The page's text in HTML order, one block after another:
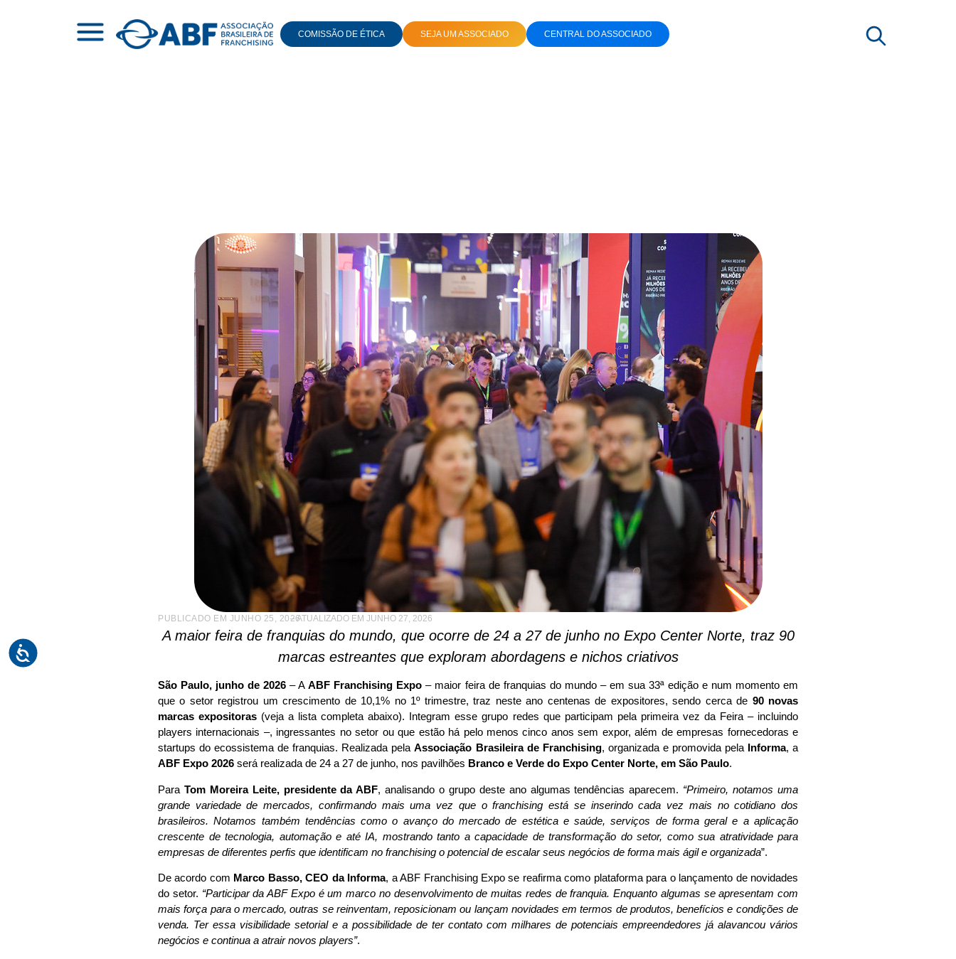
COMISSÃO DE ÉTICA SEJA UM ASSOCIADO CENTRAL DO ASSOCIADO
PUBLICADO EM JUNHO 25, 2026– ATUALIZADO EM JUNHO 27, 2026
A maior feira de franquias do mundo, que ocorre de 24 a 27 de junho no Expo Center Norte, traz 90
marcas estreantes que exploram abordagens e nichos criativos
São Paulo, junho de 2026 – AABF Franchising Expo – maior feira de franquias do mundo – em sua 33ª edição e num momento em
que o setor registrou um crescimento de 10,1% no 1º trimestre, traz neste ano centenas de expositores, sendo cerca de 90 novas
marcas expositoras (veja a lista completa abaixo). Integram esse grupo redes que participam pela primeira vez da Feira – incluindo
players internacionais –, ingressantes no setor ou que estão há pelo menos cinco anos sem expor, além de empresas fornecedoras e
startups do ecossistema de franquias. Realizada pelaAssociação Brasileira de Franchising, organizada e promovida pela Informa, a
ABF Expo 2026 será realizada de 24 a 27 de junho, nos pavilhões Branco e Verde do Expo Center Norte, em São Paulo.
Para Tom Moreira Leite, presidente da ABF, analisando o grupo deste ano algumas tendências aparecem. “Primeiro, notamos uma
grande variedade de mercados, confirmando mais uma vez que o franchising está se inserindo cada vez mais no cotidiano dos
brasileiros. Notamos também tendências como o avanço do mercado de estética e saúde, serviços de forma geral e a aplicação
crescente de tecnologia, automação e até IA, mostrando tanto a capacidade de transformação do setor, como sua atratividade para
empresas de diferentes perfis que identificam no franchising o potencial de escalar seus negócios de forma mais ágil e organizada”.
De acordo com Marco Basso, CEO da Informa, a ABF Franchising Expo se reafirma como plataforma para o lançamento de novidades
do setor. “Participar da ABF Expo é um marco no desenvolvimento de muitas redes de franquia. Enquanto algumas se apresentam com
mais força para o mercado, outras se reinventam, reposicionam ou lançam novidades em termos de produtos, benefícios e condições de
venda. Ter essa visibilidade setorial e a possibilidade de ter contato com milhares de potenciais empreendedores já alavancou vários
negócios e continua a atrair novos players”.